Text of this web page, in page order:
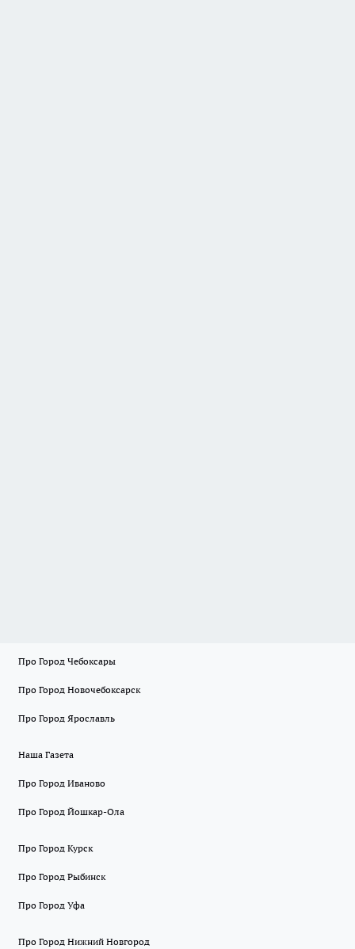
Про Город Чебоксары
Про Город Новочебоксарск
Про Город Ярославль
Наша Газета
Про Город Иваново
Про Город Йошкар-Ола
Про Город Курск
Про Город Рыбинск
Про Город Уфа
Про Город Нижний Новгород